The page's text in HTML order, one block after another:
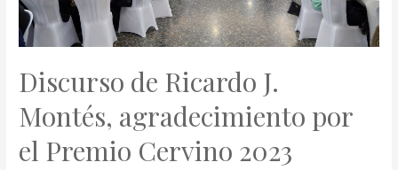
Discurso de Ricardo J.
Montés, agradecimiento por
el Premio Cervino 2023